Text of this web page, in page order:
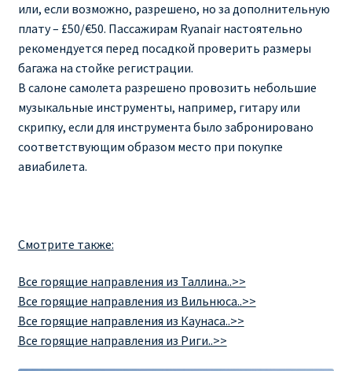
или, если возможно, разрешено, но за дополнительную
плату – £50/€50. Пассажирам Ryanair настоятельно
рекомендуется перед посадкой проверить размеры
багажа на стойке регистрации.
В салоне самолета разрешено провозить небольшие
музыкальные инструменты, например, гитару или
скрипку, если для инструмента было забронировано
соответствующим образом место при покупке
авиабилета.
Смотрите также:
Все горящие направления из Таллина..>>
Все горящие направления из Вильнюса..>>
Все горящие направления из Каунаса..>>
Все горящие направления из Риги..>>